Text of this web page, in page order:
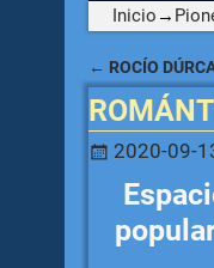
Inicio →
← ROCÍO
2020-09-